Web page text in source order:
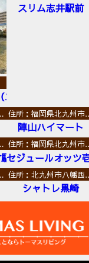
ーゼットオー）
スリム志井駅前
住所：福岡県北九州
陣山ハイマート
前
住所：福岡県北九州
セジュールオッツ壱
住所：北九州市八幡
シャトレ黒崎